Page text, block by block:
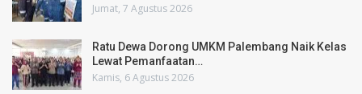
Jumat, 7 Agustus 2026
Ratu Dewa Dorong UMKM Palembang Naik Kelas
Lewat Pemanfaatan…
Kamis, 6 Agustus 2026